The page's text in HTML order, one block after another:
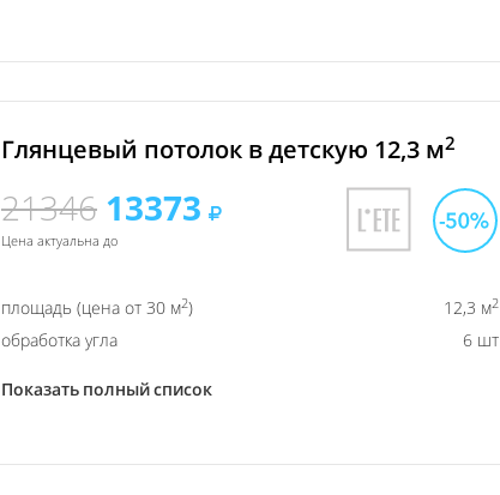
Глянцевый потолок в детскую 12,3 м2
21346 13373
Цена актуальна до
площадь (цена от 30 м2) 12,3 м2
обработка угла 6 шт
Показать полный список